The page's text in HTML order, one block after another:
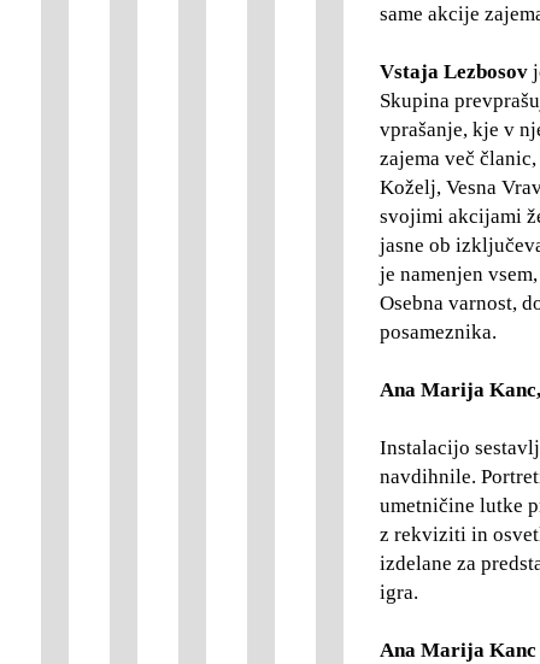
same akcije
Vstaja Lezbosov
Skupina
vprašanje, kje v
zajema več
Koželj, Vesna
svojimi akcijami
jasne ob
je namenjen
Osebna varnost,
posameznika.
Ana Marija
Instalacijo
navdihnile.
umetničine lutke
z rekviziti in
izdelane za
igra.
Ana Marija Kanc